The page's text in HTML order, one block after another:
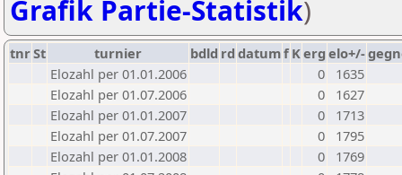
Grafik Partie-Statistik)
tnrSt turnier bdld rd datumf Kerg elo+/-
Elozahl per 01.01.2006
0
1635
Elozahl per 01.07.2006
0
1627
Elozahl per 01.01.2007
0
1713
Elozahl per 01.07.2007
0
1795
Elozahl per 01.01.2008
0
1769